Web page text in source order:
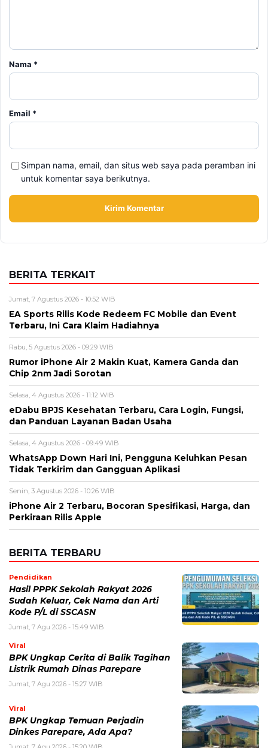
Alamat email tidak akan dipublikasikan. Kolom wajib ditandai *.
Komentar*
Nama*
Simpan nama, email, dan situs web saya pada peramban ini
untuk komentar saya berikutnya.
BERITA TERKAIT
Jumat, 7 Agustus 2026 - 10:52 WIB
EA Sports Rilis Kode Redeem FC Mobile dan Event